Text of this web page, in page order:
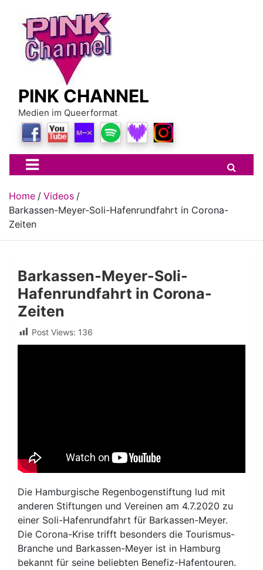
content
PINK CHANNEL
Medien im Queerformat
Home
Videos
Barkassen-Meyer-Soli-Hafenrundfahrt in Corona-
Zeiten
Barkassen-Meyer-Soli-
Hafenrundfahrt in Corona-
Zeiten
Post Views: 136
Die Hamburgische Regenbogenstiftung lud mit
anderen Stiftungen und Vereinen am 4.7.2020 zu
einer Soli-Hafenrundfahrt für Barkassen-Meyer.
Die Corona-Krise trifft besonders die Tourismus-
Branche und Barkassen-Meyer ist in Hamburg
bekannt für seine beliebten Benefiz-Hafentouren.